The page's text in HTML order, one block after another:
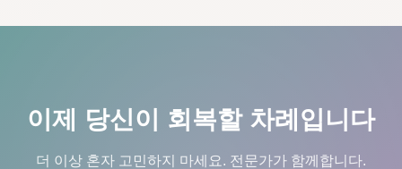
이제 당신이 회복할 차례입니다
더 이상 혼자 고민하지 마세요. 전문가가 함께합니다.